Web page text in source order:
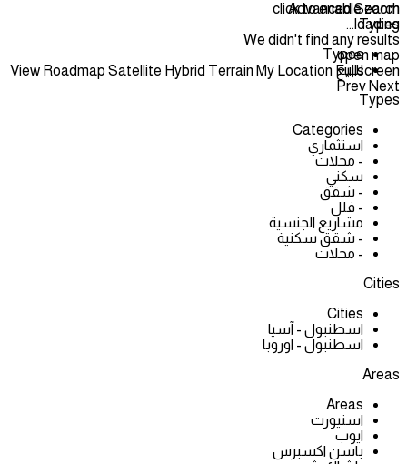
click to enable zoom
loading...
We didn't find any results
open map
View Roadmap Satellite Hybrid Terrain My Location Fullscreen
Prev Next
Advanced Search
Types
Types
للبيع
Types
Categories
استثماري
- محلات
سكني
- شقق
- فلل
مشاريع الجنسية
- شقق سكنية
- محلات
Cities
Cities
اسطنبول - آسيا
اسطنبول - اوروبا
Areas
Areas
اسنيورت
ايوب
باسن اكسبرس